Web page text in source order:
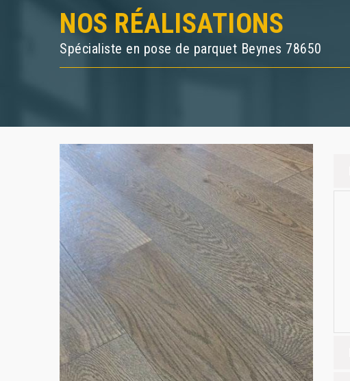
NOS RÉALISATIONS
Spécialiste en pose de parquet Beynes 78650